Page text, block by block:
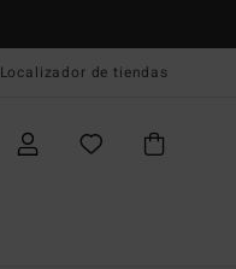
Localizador de tiendas